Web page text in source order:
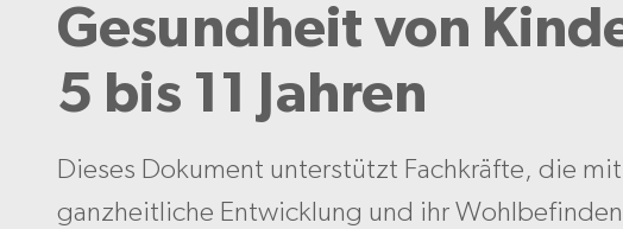
Gesundheit von
5 bis 11 Jahren
Dieses Dokument unterstützt Fachkräfte, die
ganzheitliche Entwicklung und ihr